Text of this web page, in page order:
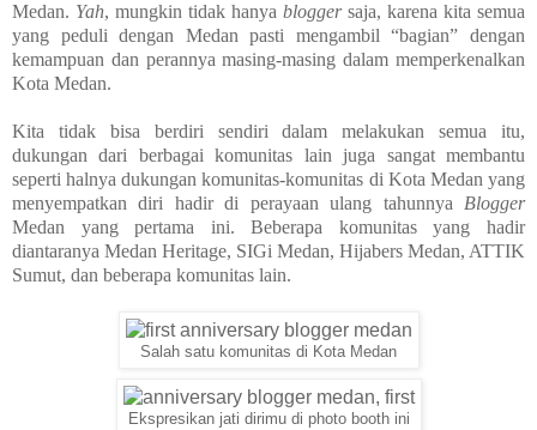
Medan. Yah, mungkin tidak hanya bloggersaja, karena kita semua
yang peduli dengan Medan pasti mengambil “bagian” dengan
kemampuan dan perannya masing-masing dalam memperkenalkan
Kota Medan.
Kita tidak bisa berdiri sendiri dalam melakukan semua itu,
dukungan dari berbagai komunitas lain juga sangat membantu
seperti halnya dukungan komunitas-komunitas di Kota Medan yang
menyempatkan diri hadir di perayaan ulang tahunnya Blogger
Medan yang pertama ini. Beberapa komunitas yang hadir
diantaranya Medan Heritage, SIGi Medan, Hijabers Medan, ATTIK
Sumut, dan beberapa komunitas lain.
Salah satu komunitas di Kota Medan
Ekspresikan jati dirimu di photo booth ini